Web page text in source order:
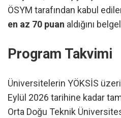
ÖSYM tarafından kabul
en az 70 puan aldığını
Program Takvimi
Üniversitelerin YÖKSİS
Eylül 2026 tarihine kadar
Orta Doğu Teknik